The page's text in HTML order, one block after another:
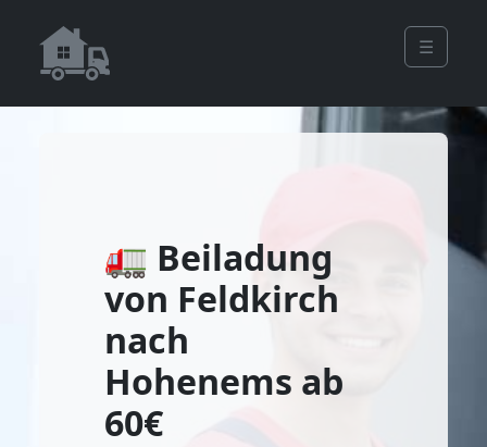
☰
🚛 Beiladung
von Feldkirch
nach
Hohenems ab
60€